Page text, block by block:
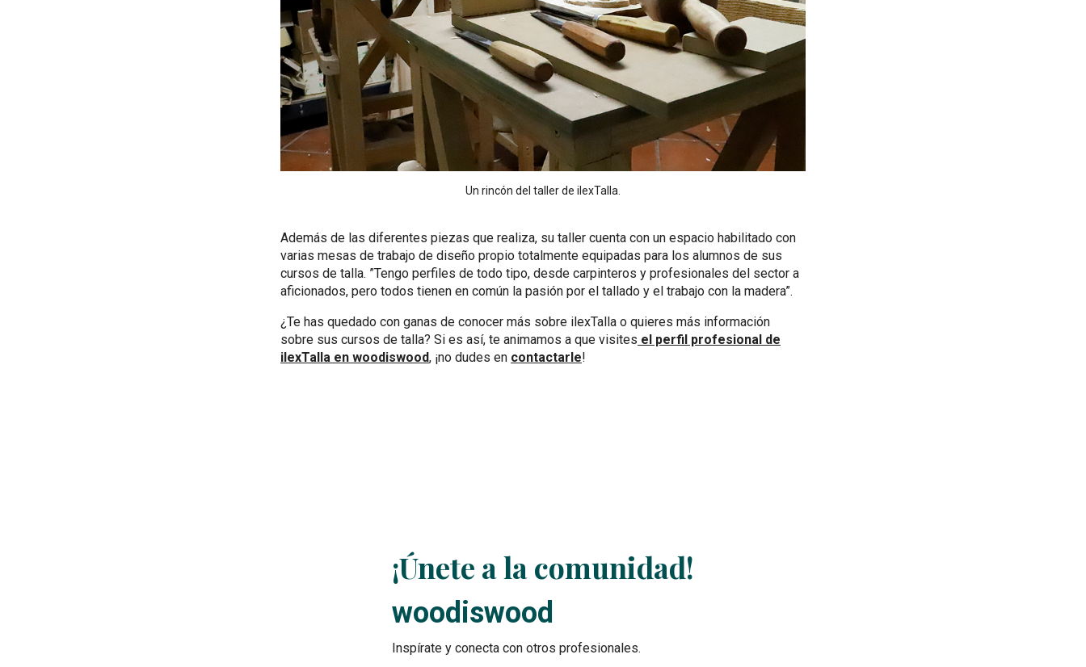
Un rincón del taller de ilexTalla.
Además de las diferentes piezas que realiza, su taller cuenta con un espacio habilitado con
varias mesas de trabajo de diseño propio totalmente equipadas para los alumnos de sus
cursos de talla. ”Tengo perfiles de todo tipo, desde carpinteros y profesionales del sector a
aficionados, pero todos tienen en común la pasión por el tallado y el trabajo con la madera”.
¿Te has quedado con ganas de conocer más sobre ilexTalla o quieres más información
sobre sus cursos de talla? Si es así, te animamos a que visites el perfil profesional de
ilexTalla en woodiswood, ¡no dudes en contactarle!
¡Únete a la comunidad!
woodiswood
Inspírate y conecta con otros profesionales.